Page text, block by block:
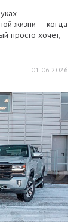
жизни – когда
просто хочет,
01.06.2026